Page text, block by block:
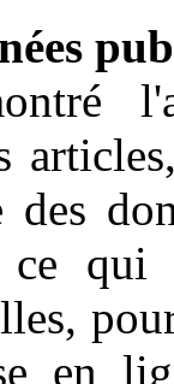
ce
en